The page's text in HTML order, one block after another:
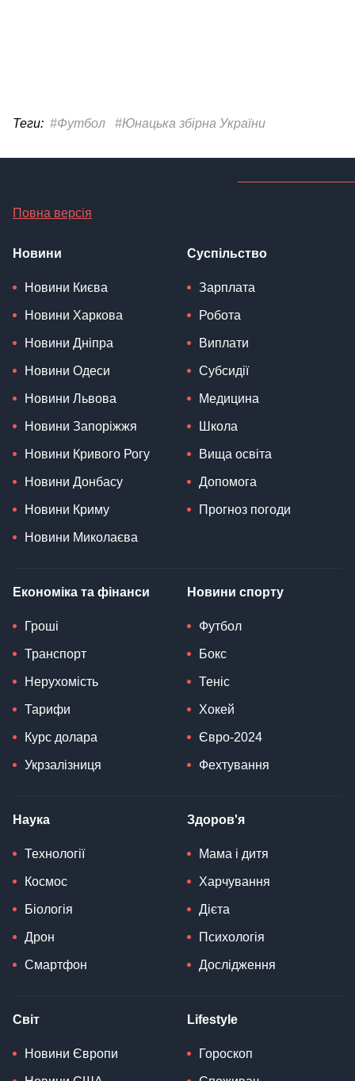
Теги: #Футбол #Юнацька збірна України
Повна версія
Новини
Новини Києва
Новини Харкова
Новини Дніпра
Новини Одеси
Новини Львова
Новини Запоріжжя
Новини Кривого Рогу
Новини Донбасу
Новини Криму
Новини Миколаєва
Суспільство
Зарплата
Робота
Виплати
Субсидії
Медицина
Школа
Вища освіта
Допомога
Прогноз погоди
Економіка та фінанси
Гроші
Транспорт
Нерухомість
Тарифи
Курс долара
Укрзалізниця
Новини спорту
Футбол
Бокс
Теніс
Хокей
Євро-2024
Фехтування
Наука
Технології
Космос
Біологія
Дрон
Смартфон
Здоров'я
Мама і дитя
Харчування
Дієта
Психологія
Дослідження
Світ
Новини Європи
Lifestyle
Гороскоп